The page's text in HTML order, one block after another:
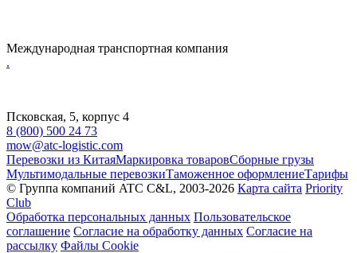
Международная транспортная компания
.
Псковская, 5, корпус 4
8 (800) 500 24 73
mow@atc-logistic.com
Перевозки из КитаяМаркировка товаровСборные грузы
Мультимодальные перевозкиТаможенное оформлениеТарифы
© Группа компаний ATC C&L, 2003-2026 Карта сайта Priority
Club
Обработка персональных данных Пользовательское
соглашение Согласие на обработку данных Согласие на
рассылку Файлы Cookie